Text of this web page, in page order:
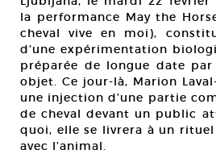
la performance May the
cheval vive en moi),
d’une expérimentation
préparée de longue date
objet. Ce jour-là, Marion
une injection d’une partie
de cheval devant un public
quoi, elle se livrera à un
avec l’animal.